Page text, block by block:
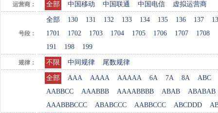
运营商： 全部 中国移动 中国联通 中国电信 虚拟运营商
号段：
全部 130 131 132 133 134 135 136 137
1701
1702 1703 1704 1705 1706 1707 1708
191
198 199
规律： 不限 中间规律 尾数规律
全部 AAA AAAA AAAAA 6A 7A 8A
ABC
AABBCC
AAABBB AAAABBBB ABAB
ABABAB
AAABBBCCC
ABABCCC AABBCCC ABCDDD